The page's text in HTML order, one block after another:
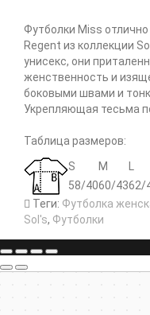
Футболки Miss
Regent из коллекции
унисекс, они
женственность и
боковыми швами и
Укрепляющая тесьма
Таблица размеров:
S
M
58/4060/4362/
Теги: Футболка
Sol's, Футболки